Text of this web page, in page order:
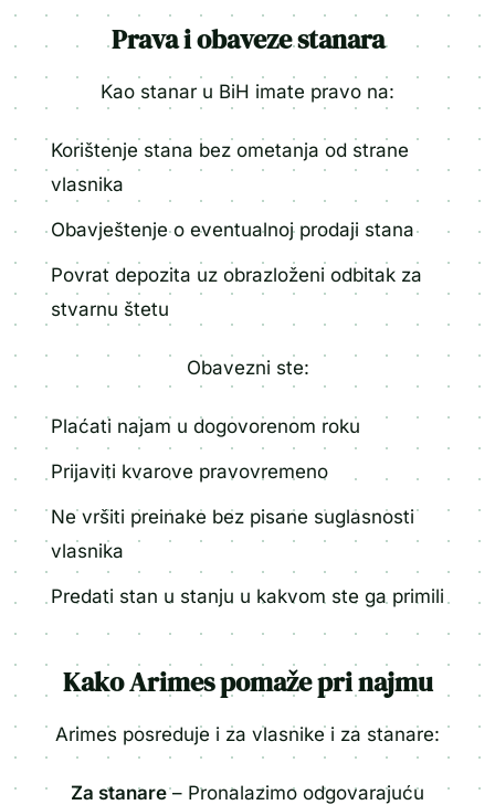
Prava i obaveze stanara
Kao stanar u BiH imate pravo na:
Korištenje stana bez ometanja od strane
vlasnika
Obavještenje o eventualnoj prodaji stana
Povrat depozita uz obrazloženi odbitak za
stvarnu štetu
Obavezni ste:
Plaćati najam u dogovorenom roku
Prijaviti kvarove pravovremeno
Ne vršiti preinake bez pisane suglasnosti
vlasnika
Predati stan u stanju u kakvom ste ga primili
Kako Arimes pomaže pri najmu
Arimes posreduje i za vlasnike i za stanare:
Za stanare– Pronalazimo odgovarajuću